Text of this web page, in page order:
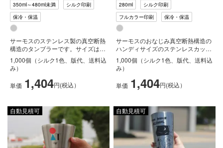
350ml～480ml未満
シルク印刷
保冷・保温
サーモスのステンレス製の真空断熱
構造のタンブラーです。サイズは
350mlです。ホットでもコールドで
も...
1,000個（シルク1色、版代、送料込
み）
単価 1,404円(税込）
280ml
シルク印刷
フルカラー印刷
保冷・保温
サーモスのおなじみ真空断熱構造の
ハンディサイズのステンレスカップ
です。丸みを帯びた飲み口なので口
当た...
1,000個（シルク1色、版代、送料込
み）
単価 1,404円(税込）
自動見積可 自動見積可